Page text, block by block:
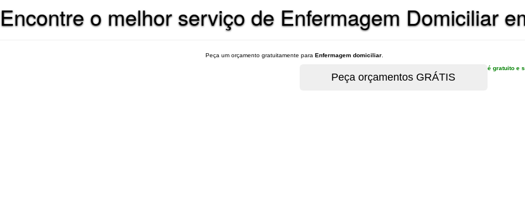
Encontre o melhor serviço de Enfermagem Domiciliar
Peça um orçamento gratuitamente para Enfermagem domiciliar
é gratuito e